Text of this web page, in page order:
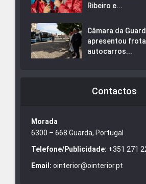
Ribeiro e...
Câmara da
apresentou
autocarros...
Contactos
Morada
6300 – 668 Guarda, Portugal
Telefone/Publicidade: +351 271
Email: ointerior@ointerior.pt